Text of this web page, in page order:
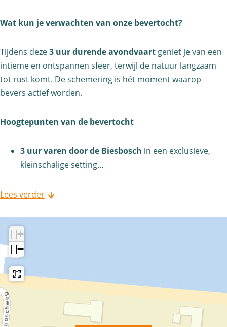
c
Wat kun je verwachten van onze bevertocht?
Tijdens deze3 uur durende avondvaart geniet je van een
intieme en ontspannen sfeer, terwijl de natuur langzaam
tot rust komt. De schemering is hét moment waarop
bevers actief worden.
Hoogtepunten van de bevertocht
3 uur varen door de Biesbosch in een exclusieve,
kleinschalige setting…
Lees verder
+
−